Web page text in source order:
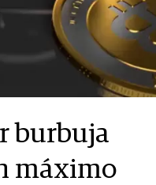
burbuja
máximo